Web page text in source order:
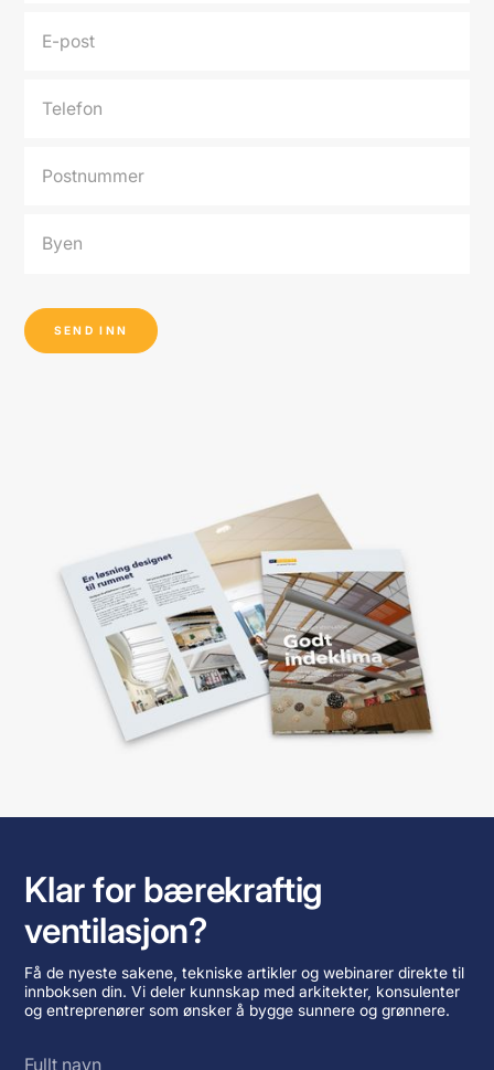
Klar for bærekraftig
ventilasjon?
Få de nyeste sakene, tekniske artikler og webinarer direkte til
innboksen din. Vi deler kunnskap med arkitekter, konsulenter
og entreprenører som ønsker å bygge sunnere og grønnere.